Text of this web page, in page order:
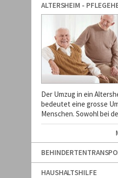
ALTERSHEIM -
Der Umzug in ein
bedeutet eine grosse
Menschen. Sowohl bei
HAUSHALTSHILFE